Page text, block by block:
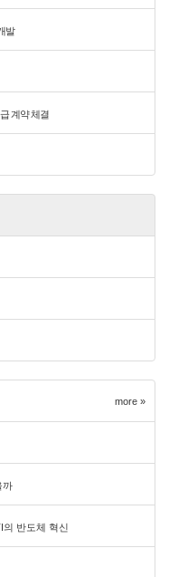
발
계약 체결
more »
까
의 반도체 혁신